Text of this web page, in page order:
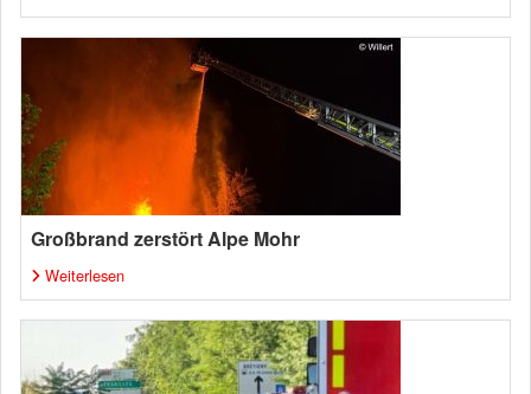
Großbrand zerstört Alpe Mohr
Weiterlesen